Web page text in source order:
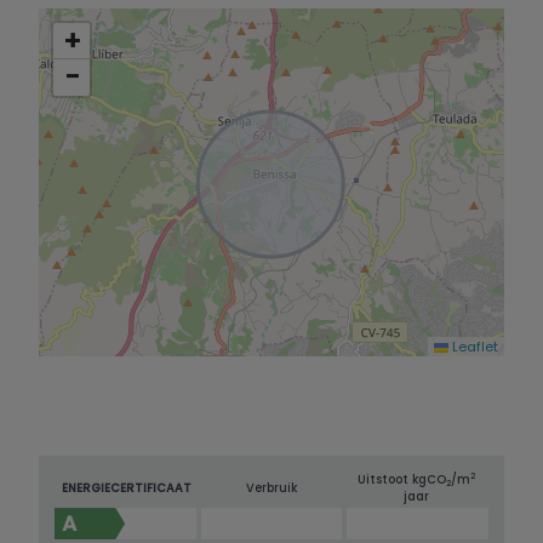
+
−
Leaflet
ENERGIECERTIFICAAT Verbruik
Uitstoot kgCO2/m2
jaar
A